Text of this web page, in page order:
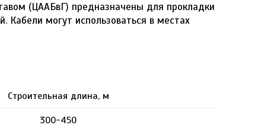
(ЦААБвГ) предназначены для прокладки
Кабели могут использоваться в местах
Строительная длина, м
300-450